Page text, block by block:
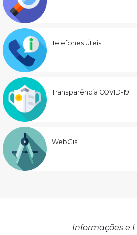
Telefones Úteis
Transparência COVID-19
WebGis
Informações e